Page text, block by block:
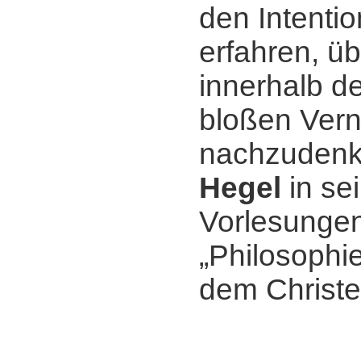
den
erfahren,
innerhalb
bloßen
Hegel in
dem